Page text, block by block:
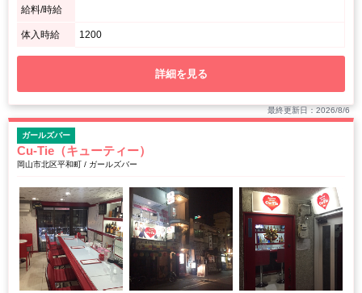
給料/時給
体入時給 1200
詳細を見る
最終更新日：2026/8/6
ガールズバー
Cu-Tie（キューティー）
岡山市北区平和町 / ガールズバー